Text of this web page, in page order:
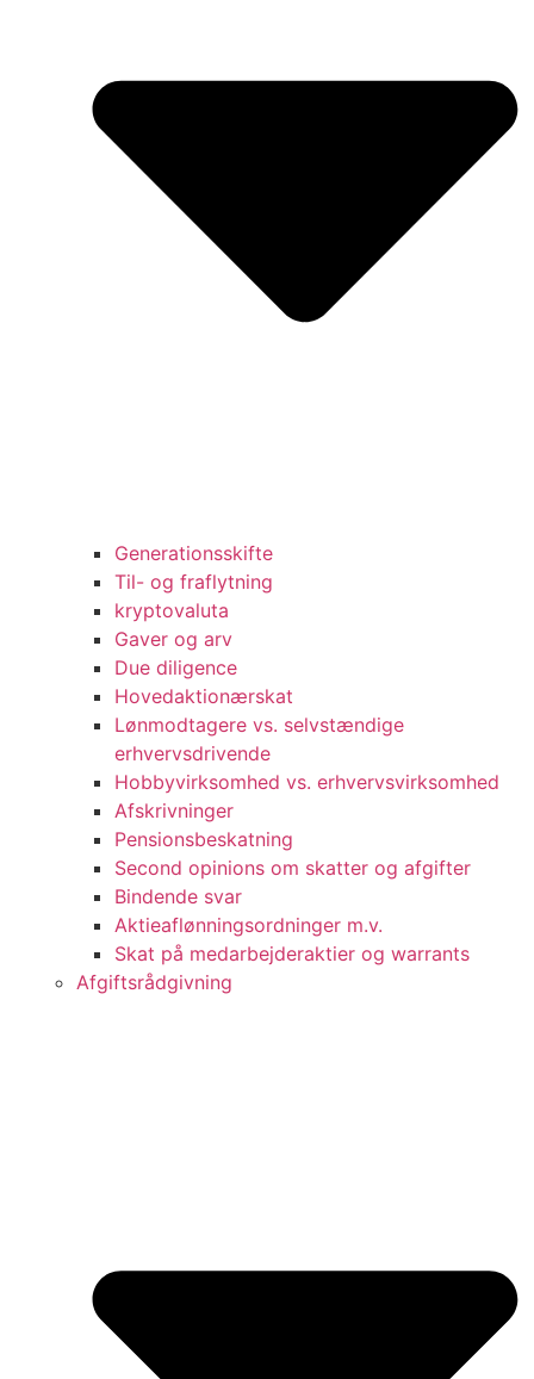
Generationsskifte
Til- og fraflytning
kryptovaluta
Gaver og arv
Due diligence
Hovedaktionærskat
Lønmodtagere vs. selvstændige
erhvervsdrivende
Hobbyvirksomhed vs. erhvervsvirksomhed
Afskrivninger
Pensionsbeskatning
Second opinions om skatter og afgifter
Bindende svar
Aktieaflønningsordninger m.v.
Skat på medarbejderaktier og warrants
Afgiftsrådgivning